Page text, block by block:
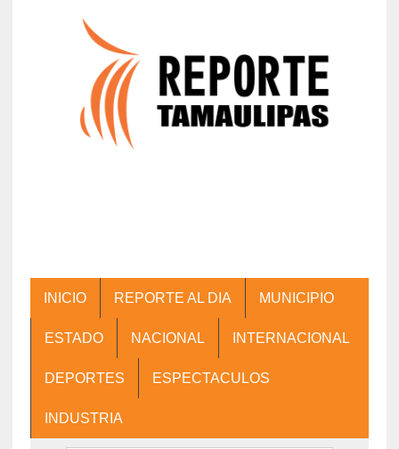
INICIO REPORTE AL DIA MUNICIPIO
ESTADO NACIONAL INTERNACIONAL
DEPORTES ESPECTACULOS
INDUSTRIA